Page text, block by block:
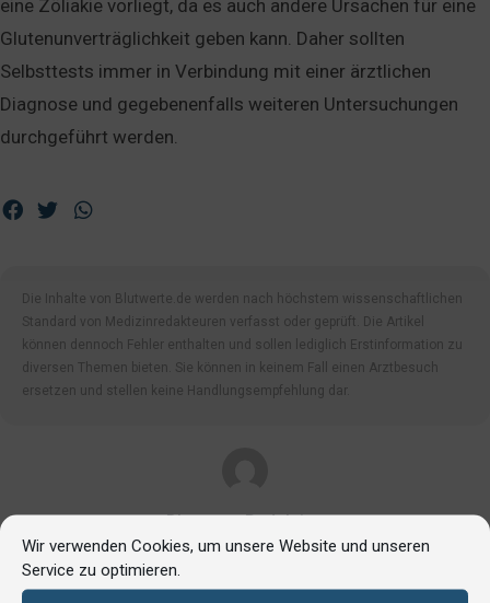
Wir verwenden Cookies, um unsere Website und unseren
Service zu optimieren.
eine Zöliakie vorliegt, da es auch andere Ursachen für eine
Glutenunverträglichkeit geben kann. Daher sollten
Selbsttests immer in Verbindung mit einer ärztlichen
Diagnose und gegebenenfalls weiteren Untersuchungen
durchgeführt werden.
Die Inhalte von Blutwerte.de werden nach höchstem wissenschaftlichen
Standard von Medizinredakteuren verfasst oder geprüft. Die Artikel
können dennoch Fehler enthalten und sollen lediglich Erstinformation zu
diversen Themen bieten. Sie können in keinem Fall einen Arztbesuch
ersetzen und stellen keine Handlungsempfehlung dar.
Blutwerte Redaktion
Eigene Autorinnen und Autoren